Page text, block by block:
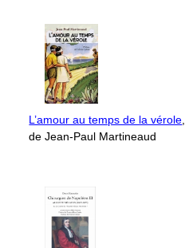
L’amour au temps de la vérole,
de Jean-Paul Martineaud